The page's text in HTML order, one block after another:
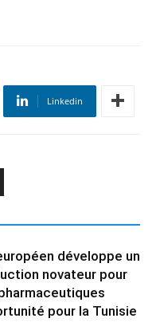
Linkedin
développe un
novateur pour
pour la Tunisie